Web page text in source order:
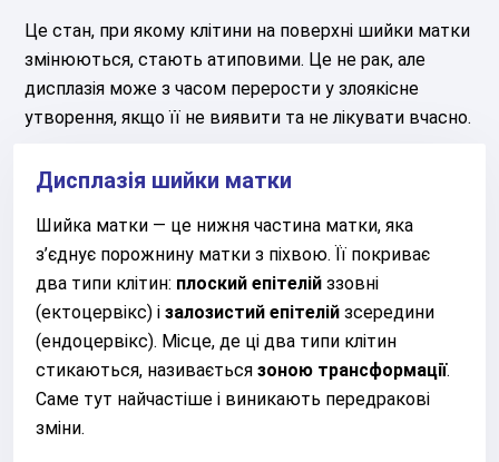
Це стан, при якому клітини на поверхні шийки матки
змінюються, стають атиповими. Це не рак, але
дисплазія може з часом перерости у злоякісне
утворення, якщо її не виявити та не лікувати вчасно.
Дисплазія шийки матки
Шийка матки — це нижня частина матки, яка
з’єднує порожнину матки з піхвою. Її покриває
два типи клітин: плоский епітелій ззовні
(ектоцервікс) і залозистий епітелій зсередини
(ендоцервікс). Місце, де ці два типи клітин
стикаються, називається зоною трансформації.
Саме тут найчастіше і виникають передракові
зміни.